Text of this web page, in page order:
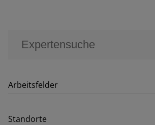
Arbeitsfelder
Standorte